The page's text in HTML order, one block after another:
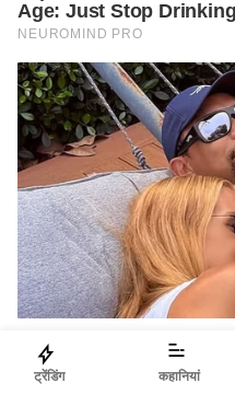
ट्रेंडिंग कहानियां